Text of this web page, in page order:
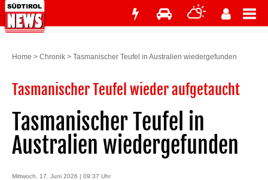
Home > Chronik > Tasmanischer Teufel in Australien wiedergefunden
Tasmanischer Teufel wieder aufgetaucht
Tasmanischer Teufel in
Australien wiedergefunden
Mittwoch, 17. Juni 2026 | 09:37 Uhr